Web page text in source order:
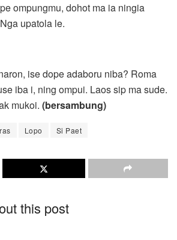
ompungmu, dohot ma ia ningia
upatola le.
ise dope adaboru niba? Roma
iba i, ning ompui. Laos sip ma sude.
mukoi. (bersambung)
Lopo Si Paet
this post